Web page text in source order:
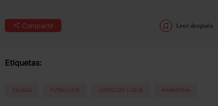
Compartir Leer después
Etiquetas:
CAUSAS FUTBOLISTA LEOPOLDO LUQUE MARADONA